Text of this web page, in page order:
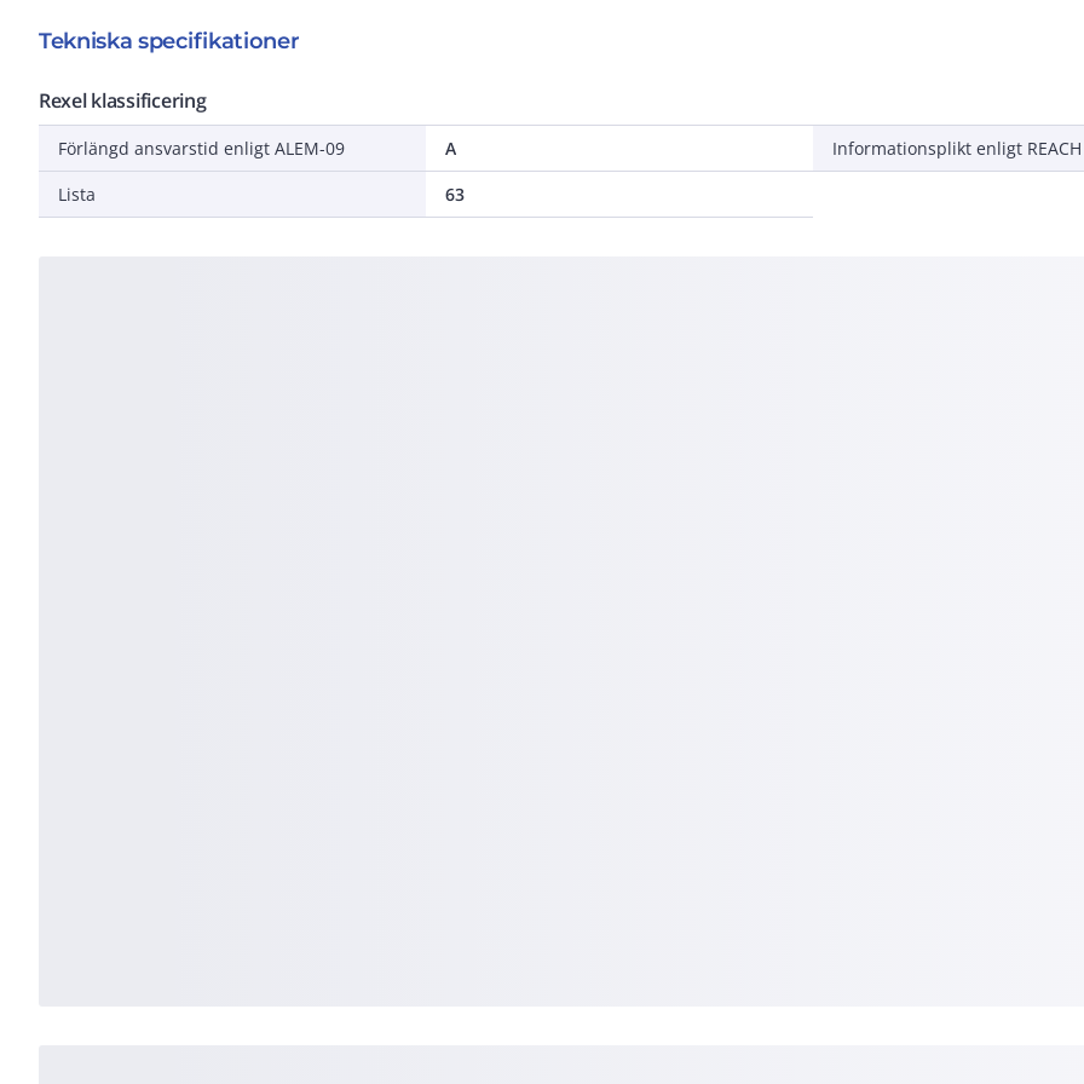
Tekniska specifikationer
Rexel klassificering
Förlängd ansvarstid enligt ALEM-09
A
Lista
63
Informationsplikt enligt REACH